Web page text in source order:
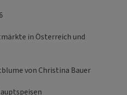
in Österreich und
von Christina Bauer